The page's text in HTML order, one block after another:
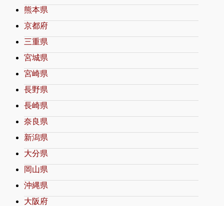
熊本県
京都府
三重県
宮城県
宮崎県
長野県
長崎県
奈良県
新潟県
大分県
岡山県
沖縄県
大阪府